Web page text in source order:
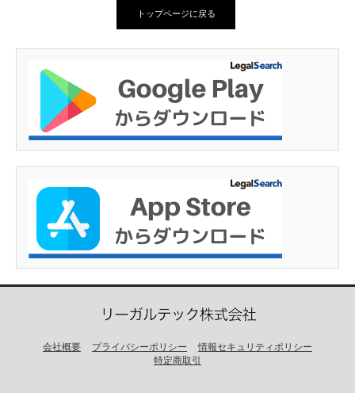
トップページに戻る
会社概要 プライバシーポリシー
情報セキュリティポリシー
特定商取引